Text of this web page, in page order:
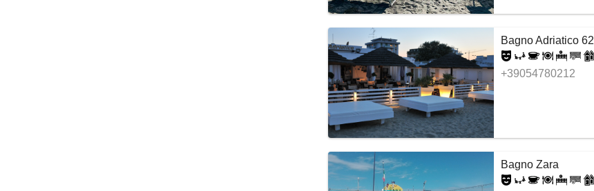
Bagno Adriatico 62
+39054780212
Bagno Zara